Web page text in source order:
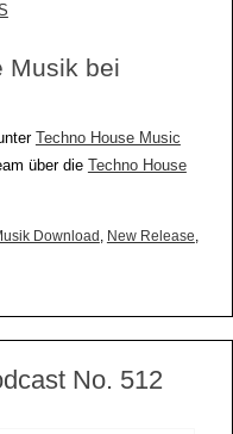
Musik bei
Techno House Music
über die Techno House
Download , New Release,
No. 512